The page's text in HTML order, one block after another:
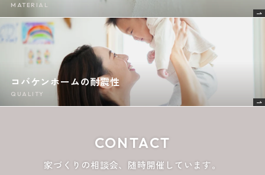
MATERIAL
コバケンホームの耐震性
QUALITY
CONTACT
家づくりの相談会、随時開催しています。